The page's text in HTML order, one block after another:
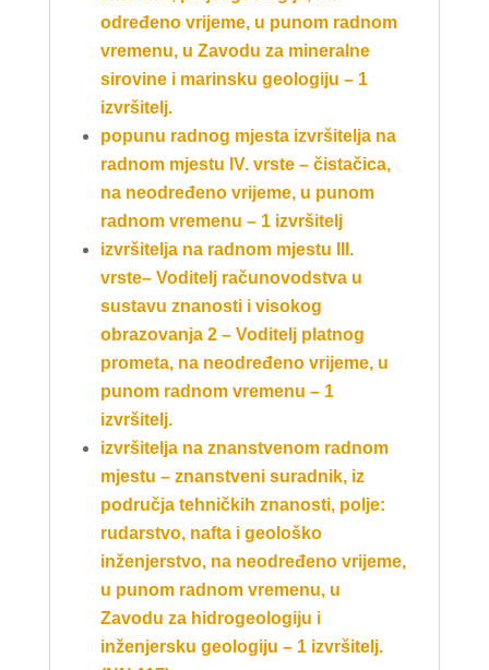
određeno vrijeme, u punom radnom
vremenu, u Zavodu za mineralne
sirovine i marinsku geologiju – 1
izvršitelj.
popunu radnog mjesta izvršitelja na
radnom mjestu IV. vrste – čistačica,
na neodređeno vrijeme, u punom
radnom vremenu – 1 izvršitelj
izvršitelja na radnom mjestu III.
vrste– Voditelj računovodstva u
sustavu znanosti i visokog
obrazovanja 2 – Voditelj platnog
prometa, na neodređeno vrijeme, u
punom radnom vremenu – 1
izvršitelj.
izvršitelja na znanstvenom radnom
mjestu – znanstveni suradnik, iz
područja tehničkih znanosti, polje:
rudarstvo, nafta i geološko
inženjerstvo, na neodređeno vrijeme,
u punom radnom vremenu, u
Zavodu za hidrogeologiju i
inženjersku geologiju – 1 izvršitelj.